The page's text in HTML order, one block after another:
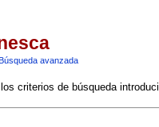
avanzada
criterios de búsqueda